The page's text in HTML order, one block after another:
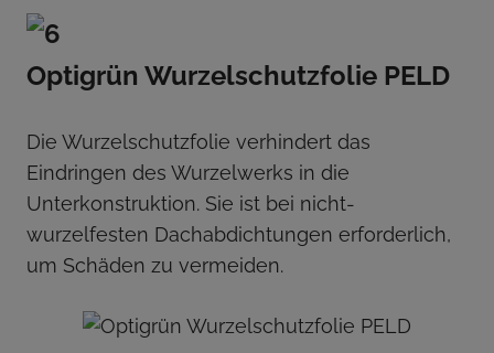
Optigrün Wurzelschutzfolie PELD
Die Wurzelschutzfolie verhindert das
Eindringen des Wurzelwerks in die
Unterkonstruktion. Sie ist bei nicht-
wurzelfesten Dachabdichtungen erforderlich,
um Schäden zu vermeiden.